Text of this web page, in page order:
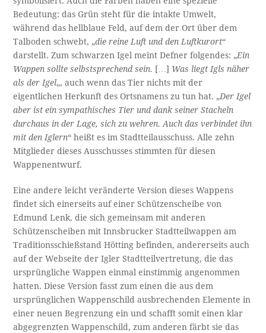
Bedeutung: das Grün steht für die intakte Umwelt,
während das hellblaue Feld, auf dem der Ort über dem
Talboden schwebt, „die reine Luft und den Luftkurort“
darstellt. Zum schwarzen Igel meint Defner folgendes: „Ein
Wappen sollte selbstsprechend sein. […] Was liegt Igls näher
als der Igel„, auch wenn das Tier nichts mit der
eigentlichen Herkunft des Ortsnamens zu tun hat. „Der Igel
aber ist ein sympathisches Tier und dank seiner Stacheln
durchaus in der Lage, sich zu wehren. Auch das verbindet ihn
mit den Iglern“ heißt es im Stadtteilausschuss. Alle zehn
Mitglieder dieses Ausschusses stimmten für diesen
Wappenentwurf.
Eine andere leicht veränderte Version dieses Wappens
findet sich einerseits auf einer Schützenscheibe von
Edmund Lenk, die sich gemeinsam mit anderen
Schützenscheiben mit Innsbrucker Stadtteilwappen am
Traditionsschießstand Hötting befinden, andererseits auch
auf der Webseite der Igler Stadtteilvertretung, die das
ursprüngliche Wappen einmal einstimmig angenommen
hatten. Diese Version fasst zum einen die aus dem
ursprünglichen Wappenschild ausbrechenden Elemente in
einer neuen Begrenzung ein und schafft somit einen klar
abgegrenzten Wappenschild, zum anderen färbt sie das